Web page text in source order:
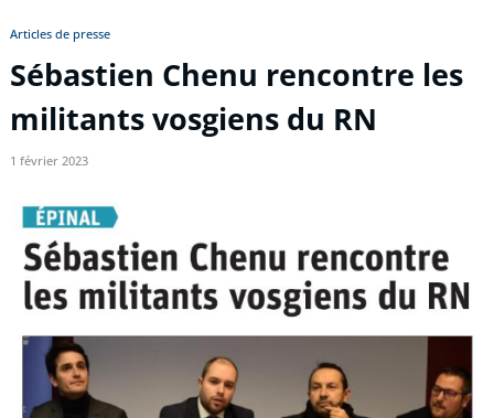
Articles de presse
Sébastien Chenu rencontre les
militants vosgiens du RN
1 février 2023